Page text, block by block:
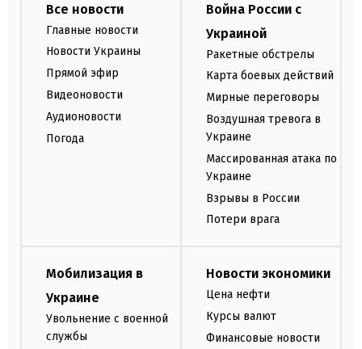
Все новости
Главные новости
Новости Украины
Прямой эфир
Видеоновости
Аудионовости
Погода
Война России с
Украиной
Ракетные обстрелы
Карта боевых действий
Мирные переговоры
Воздушная тревога в
Украине
Массированная атака по
Украине
Взрывы в России
Потери врага
Мобилизация в
Украине
Увольнение с военной
службы
Новости экономики
Цена нефти
Курсы валют
Финансовые новости